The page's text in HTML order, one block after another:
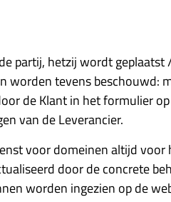
partij, hetzij wordt geplaatst
worden tevens beschouwd:
de Klant in het formulier
van de Leverancier.
voor domeinen altijd
door de concrete
worden ingezien op de